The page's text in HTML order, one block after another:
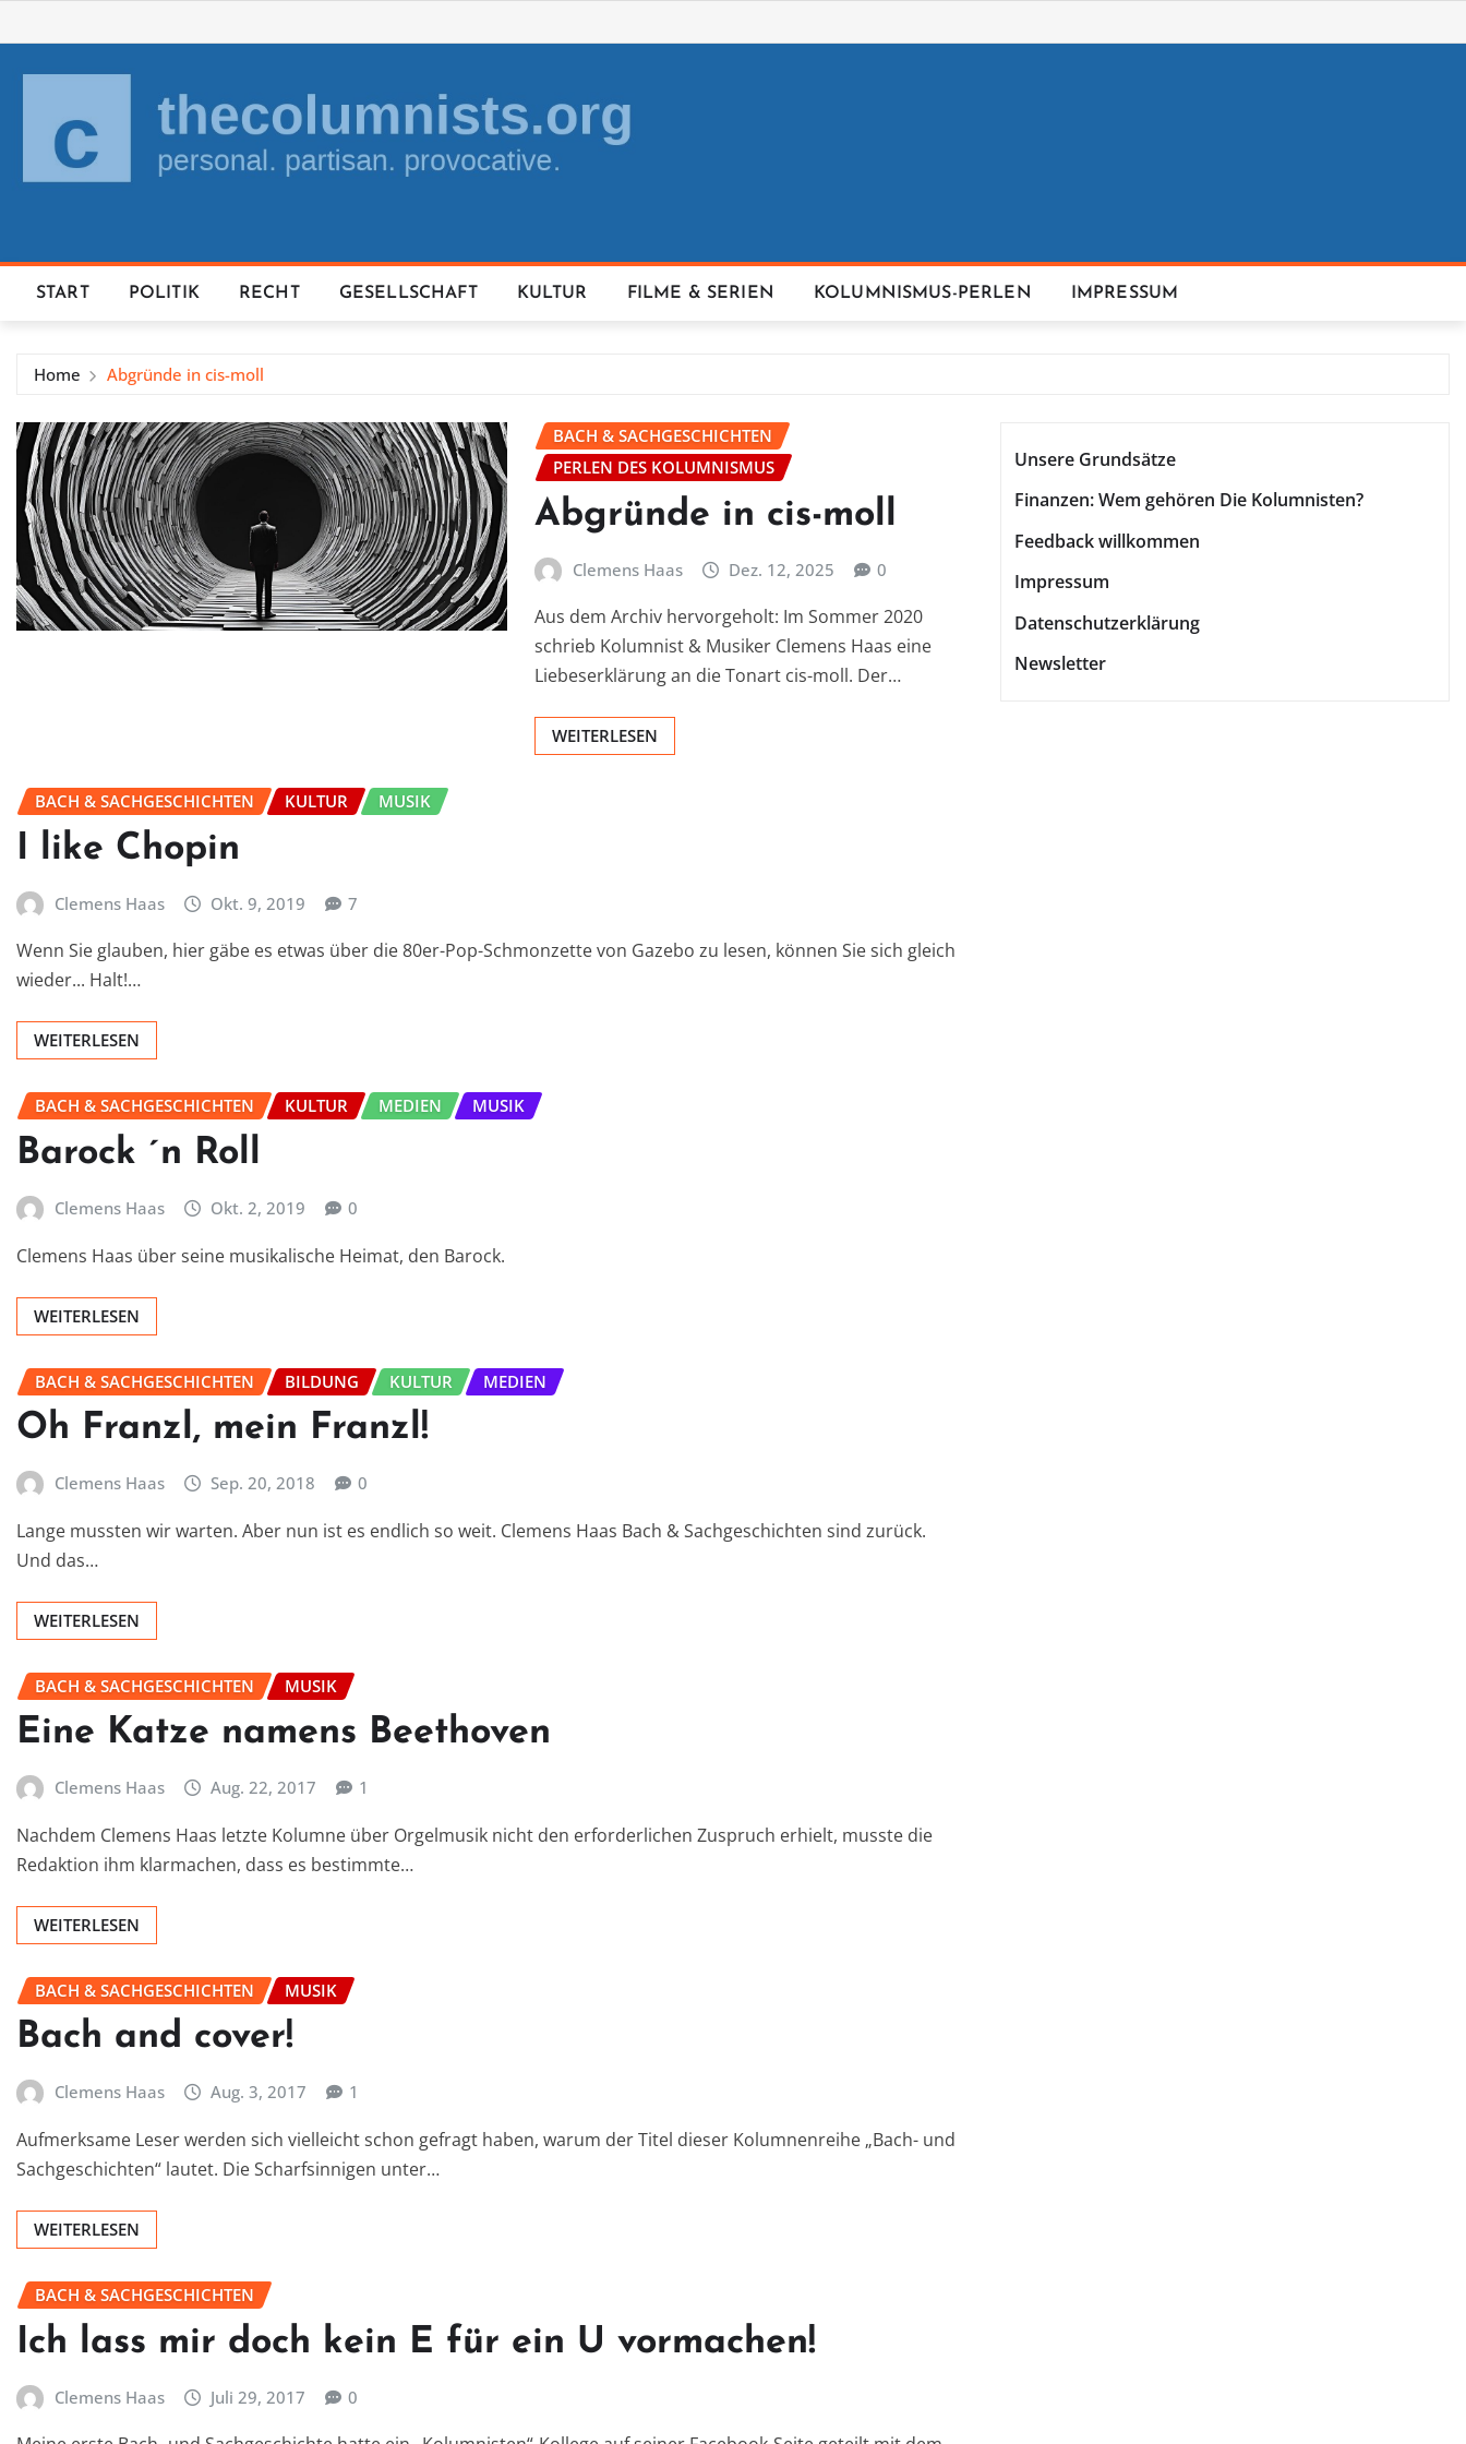
to
content
START POLITIK RECHT GESELLSCHAFT KULTUR FILME & SERIEN KOLUMNISMUS-PERLEN IMPRESSUM
Home Abgründe in cis-moll
BACH & SACHGESCHICHTEN
PERLEN DES KOLUMNISMUS
Abgründe in cis-moll
Clemens Haas Dez. 12, 2025 0
Aus dem Archiv hervorgeholt: Im Sommer 2020
schrieb Kolumnist & Musiker Clemens Haas eine
Liebeserklärung an die Tonart cis-moll. Der…
WEITERLESEN
BACH & SACHGESCHICHTEN KULTUR MUSIK
I like Chopin
Clemens Haas Okt. 9, 2019 7
Wenn Sie glauben, hier gäbe es etwas über die 80er-Pop-Schmonzette von Gazebo zu lesen, können Sie sich gleich
wieder... Halt!…
WEITERLESEN
BACH & SACHGESCHICHTEN KULTUR MEDIEN MUSIK
Barock ´n Roll
Clemens Haas Okt. 2, 2019 0
Clemens Haas über seine musikalische Heimat, den Barock.
WEITERLESEN
BACH & SACHGESCHICHTEN BILDUNG KULTUR MEDIEN
Oh Franzl, mein Franzl!
Clemens Haas Sep. 20, 2018 0
Lange mussten wir warten. Aber nun ist es endlich so weit. Clemens Haas Bach & Sachgeschichten sind zurück.
Und das…
WEITERLESEN
BACH & SACHGESCHICHTEN MUSIK
Eine Katze namens Beethoven
Clemens Haas Aug. 22, 2017 1
Nachdem Clemens Haas letzte Kolumne über Orgelmusik nicht den erforderlichen Zuspruch erhielt, musste die
Redaktion ihm klarmachen, dass es bestimmte…
WEITERLESEN
BACH & SACHGESCHICHTEN MUSIK
Bach and cover!
Clemens Haas Aug. 3, 2017 1
Aufmerksame Leser werden sich vielleicht schon gefragt haben, warum der Titel dieser Kolumnenreihe „Bach- und
Sachgeschichten“ lautet. Die Scharfsinnigen unter…
WEITERLESEN
BACH & SACHGESCHICHTEN
Ich lass mir doch kein E für ein U vormachen!
Clemens Haas Juli 29, 2017 0
Unsere Grundsätze
Finanzen: Wem gehören Die Kolumnisten?
Feedback willkommen
Impressum
Datenschutzerklärung
Newsletter